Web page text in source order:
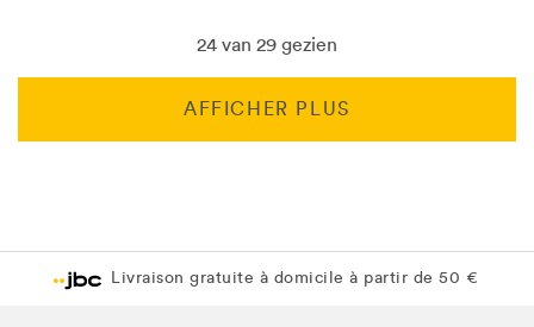
24 van 29 gezien
AFFICHER PLUS
Livraison gratuite en magasin JBC
Livraison gratuite en magasin JBC